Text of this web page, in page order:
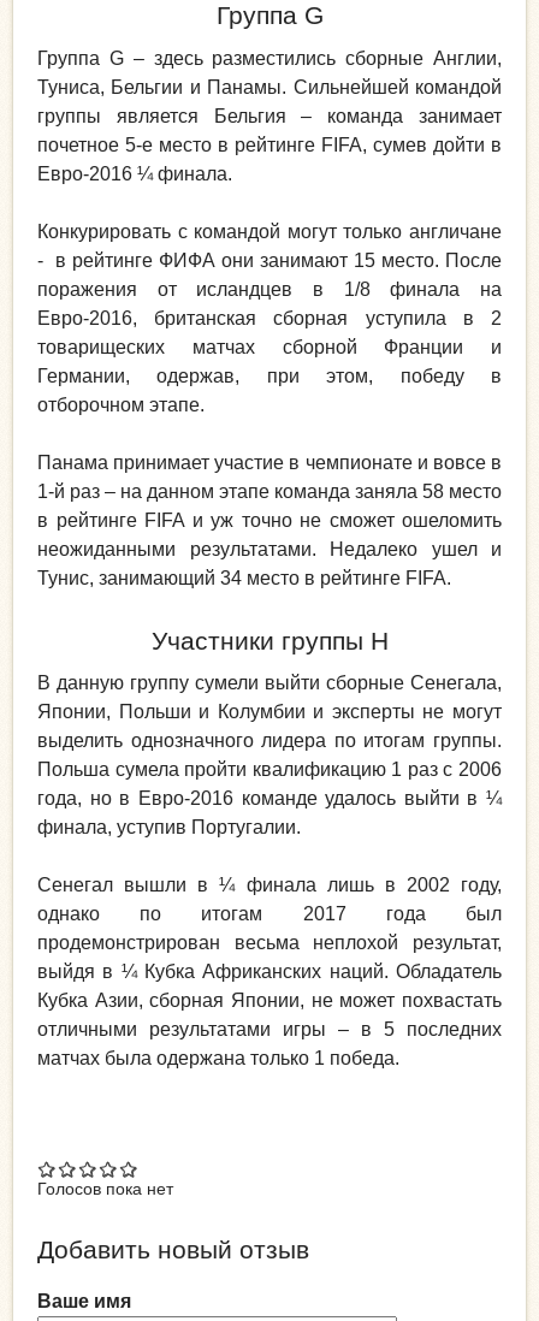
Группа G
Группа G – здесь разместились сборные Англии,
Туниса, Бельгии и Панамы. Сильнейшей командой
группы является Бельгия – команда занимает
почетное 5-е место в рейтинге FIFA, сумев дойти в
Евро-2016 ¼ финала.
Конкурировать с командой могут только англичане
- в рейтинге ФИФА они занимают 15 место. После
поражения от исландцев в 1/8 финала на
Евро-2016, британская сборная уступила в 2
товарищеских матчах сборной Франции и
Германии, одержав, при этом, победу в
отборочном этапе.
Панама принимает участие в чемпионате и вовсе в
1-й раз – на данном этапе команда заняла 58 место
в рейтинге FIFA и уж точно не сможет ошеломить
неожиданными результатами. Недалеко ушел и
Тунис, занимающий 34 место в рейтинге FIFA.
Участники группы H
В данную группу сумели выйти сборные Сенегала,
Японии, Польши и Колумбии и эксперты не могут
выделить однозначного лидера по итогам группы.
Польша сумела пройти квалификацию 1 раз с 2006
года, но в Евро-2016 команде удалось выйти в ¼
финала, уступив Португалии.
Сенегал вышли в ¼ финала лишь в 2002 году,
однако по итогам 2017 года был
продемонстрирован весьма неплохой результат,
выйдя в ¼ Кубка Африканских наций. Обладатель
Кубка Азии, сборная Японии, не может похвастать
отличными результатами игры – в 5 последних
матчах была одержана только 1 победа.
Голосов пока нет
Добавить новый отзыв
Ваше имя